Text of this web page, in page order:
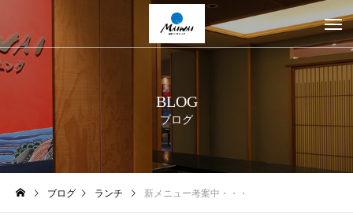
BLOG
ブログ
ブログ ランチ 新メニュー考案中・・・